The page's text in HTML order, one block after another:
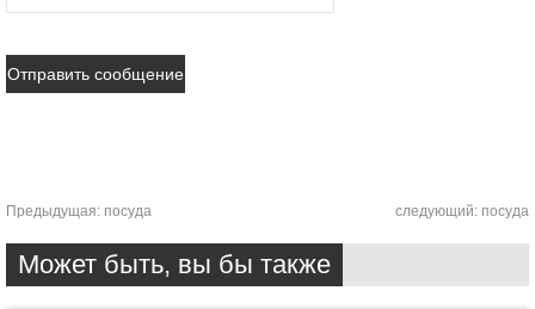
Предыдущая: посуда следующий: посуда
Может быть, вы бы также